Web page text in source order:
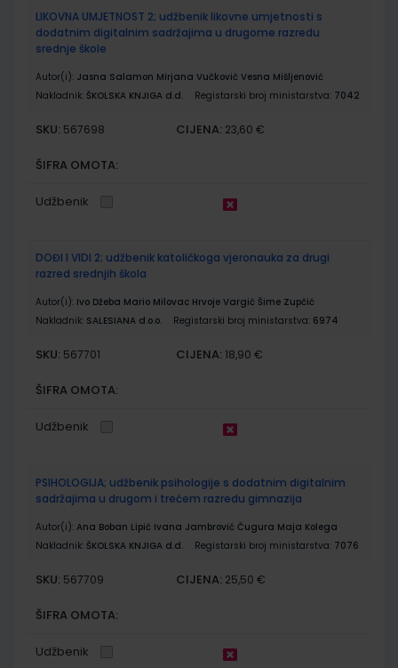
LIKOVNA UMJETNOST 2; udžbenik likovne umjetnosti s
dodatnim digitalnim sadržajima u drugome razredu
srednje škole
Autor(i): Jasna Salamon Mirjana Vučković Vesna Mišljenović
Nakladnik: ŠKOLSKA KNJIGA d.d. Registarski broj ministarstva: 7042
SKU: 567698 CIJENA: 23,60 €
ŠIFRA OMOTA:
Udžbenik
DOĐI I VIDI 2; udžbenik katoličkoga vjeronauka za drugi
razred srednjih škola
Autor(i): Ivo Džeba Mario Milovac Hrvoje Vargić Šime Zupčić
Nakladnik: SALESIANA d.o.o. Registarski broj ministarstva: 6974
SKU: 567701 CIJENA: 18,90 €
ŠIFRA OMOTA:
Udžbenik
PSIHOLOGIJA; udžbenik psihologije s dodatnim digitalnim
sadržajima u drugom i trećem razredu gimnazija
Autor(i): Ana Boban Lipić Ivana Jambrović Čugura Maja Kolega
Nakladnik: ŠKOLSKA KNJIGA d.d. Registarski broj ministarstva: 7076
SKU: 567709 CIJENA: 25,50 €
ŠIFRA OMOTA:
Udžbenik